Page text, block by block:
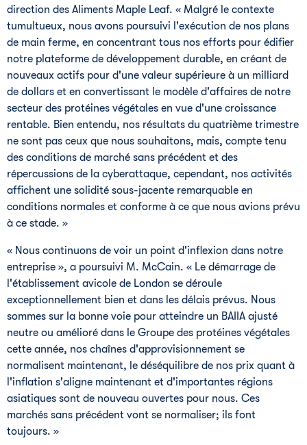
direction des Aliments Maple Leaf. « Malgré le contexte
tumultueux, nous avons poursuivi l'exécution de nos plans
de main ferme, en concentrant tous nos efforts pour édifier
notre plateforme de développement durable, en créant de
nouveaux actifs pour d'une valeur supérieure à un milliard
de dollars et en convertissant le modèle d'affaires de notre
secteur des protéines végétales en vue d'une croissance
rentable. Bien entendu, nos résultats du quatrième trimestre
ne sont pas ceux que nous souhaitons, mais, compte tenu
des conditions de marché sans précédent et des
répercussions de la cyberattaque, cependant, nos activités
affichent une solidité sous-jacente remarquable en
conditions normales et conforme à ce que nous avions prévu
à ce stade. »
« Nous continuons de voir un point d'inflexion dans notre
entreprise », a poursuivi M. McCain. « Le démarrage de
l'établissement avicole de London se déroule
exceptionnellement bien et dans les délais prévus. Nous
sommes sur la bonne voie pour atteindre un BAIIA ajusté
neutre ou amélioré dans le Groupe des protéines végétales
cette année, nos chaînes d'approvisionnement se
normalisent maintenant, le déséquilibre de nos prix quant à
l'inflation s'aligne maintenant et d'importantes régions
asiatiques sont de nouveau ouvertes pour nous. Ces
marchés sans précédent vont se normaliser; ils font
toujours. »